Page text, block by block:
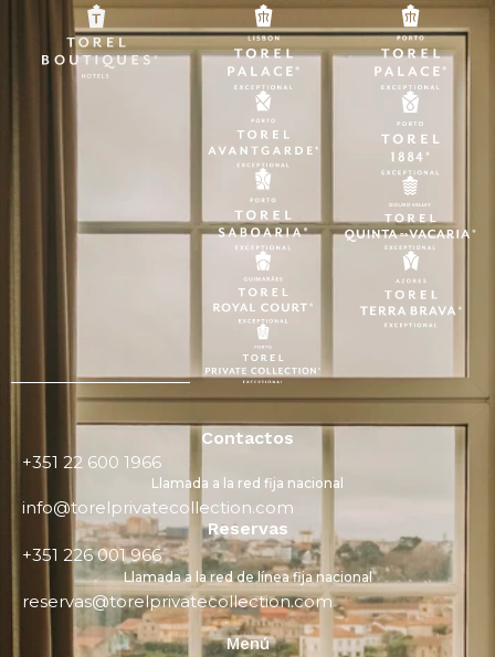
Contactos
+351 22 600 1966
Llamada a la red fija nacional
info@torelprivatecollection.com
Reservas
+351 226 001 966
Llamada a la red de línea fija nacional
reservas@torelprivatecollection.com
Menú